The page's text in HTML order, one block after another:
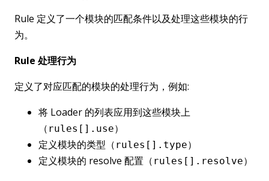
Rule 定义了一个模块的匹配条件以及处理这些模块的行
为。
Rule 处理行为
定义了对应匹配的模块的处理行为，例如:
将 Loader 的列表应用到这些模块上
（ rules[].use）
定义模块的类型（ rules[].type）
定义模块的 resolve 配置（ rules[].resolve）